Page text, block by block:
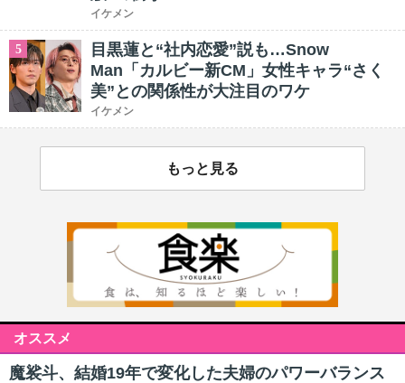
イケメン
5
目黒蓮と“社内恋愛”説も…Snow
Man「カルビー新CM」女性キャラ“さく
美”との関係性が大注目のワケ
イケメン
もっと見る
オススメ
魔裟斗、結婚19年で変化した夫婦のパワーバランス